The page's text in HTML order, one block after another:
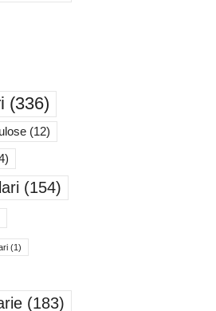
(336)
(12)
(154)
(1)
(183)